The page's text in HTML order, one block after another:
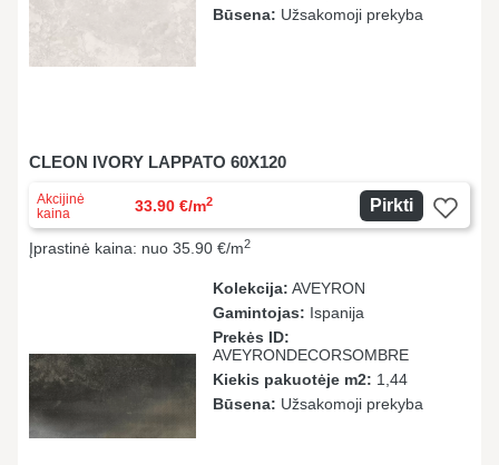
Būsena: Užsakomoji prekyba
CLEON IVORY LAPPATO 60X120
Akcijinė
kaina
33.90 €/m2 Pirkti
Įprastinė kaina: nuo 35.90 €/m2
Kolekcija: AVEYRON
Gamintojas: Ispanija
Prekės ID:
AVEYRONDECORSOMBRE
Kiekis pakuotėje m2: 1,44
Būsena: Užsakomoji prekyba